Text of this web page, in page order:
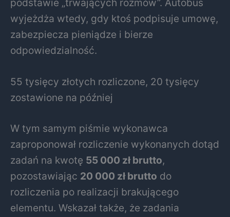
wyjeżdża wtedy, gdy ktoś podpisuje umowę,
zabezpiecza pieniądze i bierze
odpowiedzialność.
55 tysięcy złotych rozliczone, 20 tysięcy
zostawione na później
W tym samym piśmie wykonawca
zaproponował rozliczenie wykonanych dotąd
zadań na kwotę 55 000 zł brutto,
pozostawiając 20 000 zł brutto do
rozliczenia po realizacji brakującego
elementu. Wskazał także, że zadania